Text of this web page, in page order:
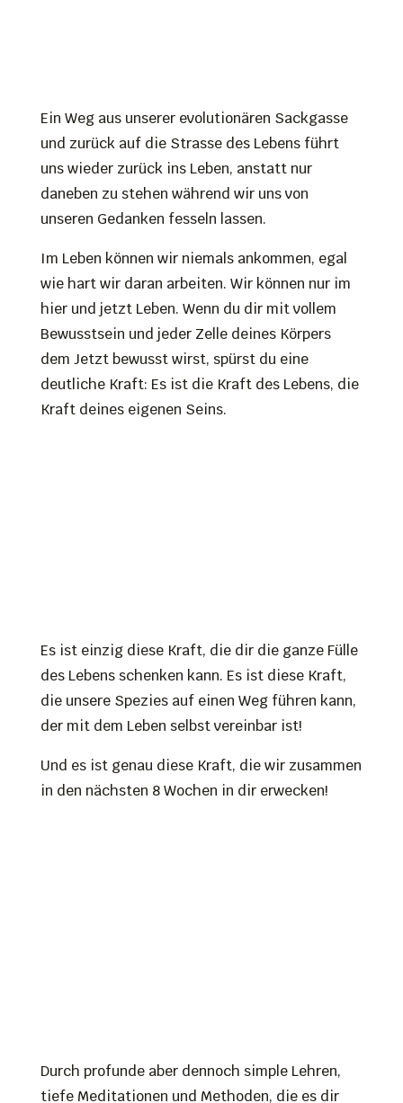
Ein Weg aus unserer evolutionären Sackgasse
und zurück auf die Strasse des Lebens führt
uns wieder zurück ins Leben, anstatt nur
daneben zu stehen während wir uns von
unseren Gedanken fesseln lassen.
Im Leben können wir niemals ankommen, egal
wie hart wir daran arbeiten. Wir können nur im
hier und jetzt Leben. Wenn du dir mit vollem
Bewusstsein und jeder Zelle deines Körpers
dem Jetzt bewusst wirst, spürst du eine
deutliche Kraft: Es ist die Kraft des Lebens, die
Kraft deines eigenen Seins.
Es ist einzig diese Kraft, die dir die ganze Fülle
des Lebens schenken kann. Es ist diese Kraft,
die unsere Spezies auf einen Weg führen kann,
der mit dem Leben selbst vereinbar ist!
Und es ist genau diese Kraft, die wir zusammen
in den nächsten 8 Wochen in dir erwecken!
Durch profunde aber dennoch simple Lehren,
tiefe Meditationen und Methoden, die es dir